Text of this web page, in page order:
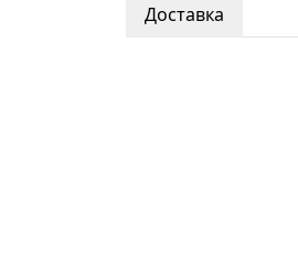
Доставка